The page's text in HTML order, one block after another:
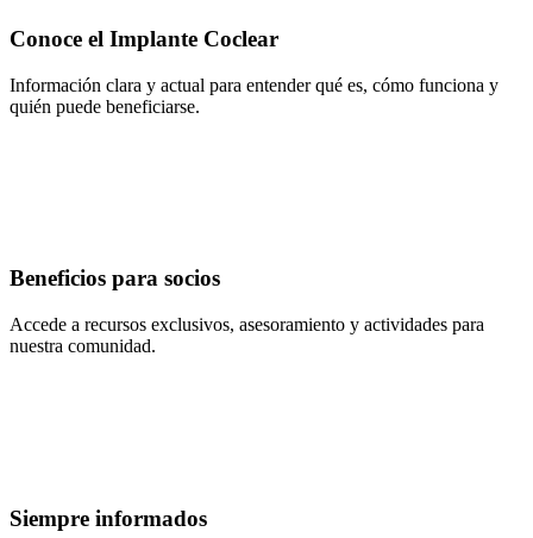
Conoce el Implante Coclear
Información clara y actual para entender qué es, cómo funciona y
quién puede beneficiarse.
Beneficios para socios
Accede a recursos exclusivos, asesoramiento y actividades para
nuestra comunidad.
Siempre informados